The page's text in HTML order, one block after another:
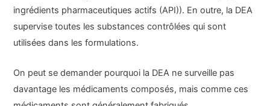
ingrédients pharmaceutiques actifs (API)). En outre, la DEA
supervise toutes les substances contrôlées qui sont
utilisées dans les formulations.
On peut se demander pourquoi la DEA ne surveille pas
davantage les médicaments composés, mais comme ces